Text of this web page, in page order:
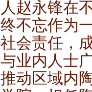
人赵永锋在
终不忘作为
社会责任，
与业内人士
推动区域内